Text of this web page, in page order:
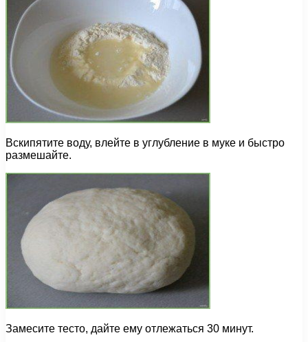
Вскипятите воду, влейте в углубление в муке и быстро
размешайте.
Замесите тесто, дайте ему отлежаться 30 минут.